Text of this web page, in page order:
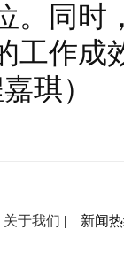
。同时
工作成
琪）
关于我们 | 新闻热